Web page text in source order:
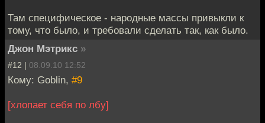
Там специфическое - народные массы привыкли к
тому, что было, и требовали сделать так, как было.
Джон Мэтрикс »
#12 | 08.09.10 12:52
Кому: Goblin, #9
[хлопает себя по лбу]